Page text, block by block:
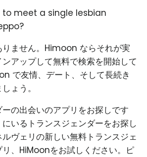
to meet a single lesbian
りません。Himoon ならそれが実
アップして無料で検索を開始して
で友情、デート、そして長続き
ょう。
ーの出会いのアプリをお探しです
いるトランスジェンダーをお探し
ヴェリの新しい無料トランスジェ
リ、HiMoonをお試しください。ピ